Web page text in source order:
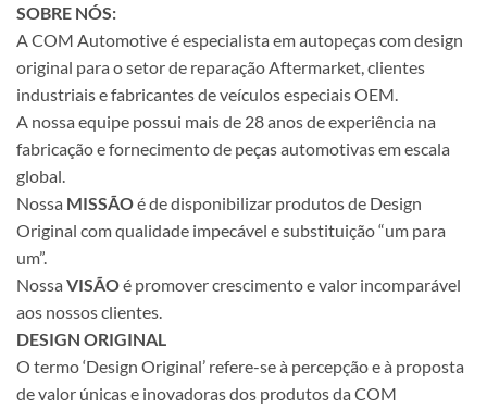
SOBRE NÓS:
A COM Automotive é especialista em autopeças com design
original para o setor de reparação Aftermarket, clientes
industriais e fabricantes de veículos especiais OEM.
A nossa equipe possui mais de 28 anos de experiência na
fabricação e fornecimento de peças automotivas em escala
global.
Nossa MISSÃOé de disponibilizar produtos de Design
Original com qualidade impecável e substituição “um para
um”.
Nossa VISÃOé promover crescimento e valor incomparável
aos nossos clientes.
DESIGN ORIGINAL
O termo ‘Design Original’ refere-se à percepção e à proposta
de valor únicas e inovadoras dos produtos da COM